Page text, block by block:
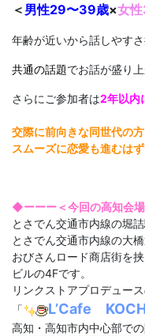
＜ 男性29〜39歳×女
年齢が近いから話しやす
共通の話題でお話が盛り
さらにご参加者は2年以内
交際に前向きな同世代の方
スムーズに恋愛も進むは
◆ーーー＜今回の高知会
とさでん交通市内線の堀
とさでん交通市内線の大
おびさんロード商店街を
ビルの4Fです。
リンクストアプロデュー
「
L’Cafe
高知・高知市内中心部で